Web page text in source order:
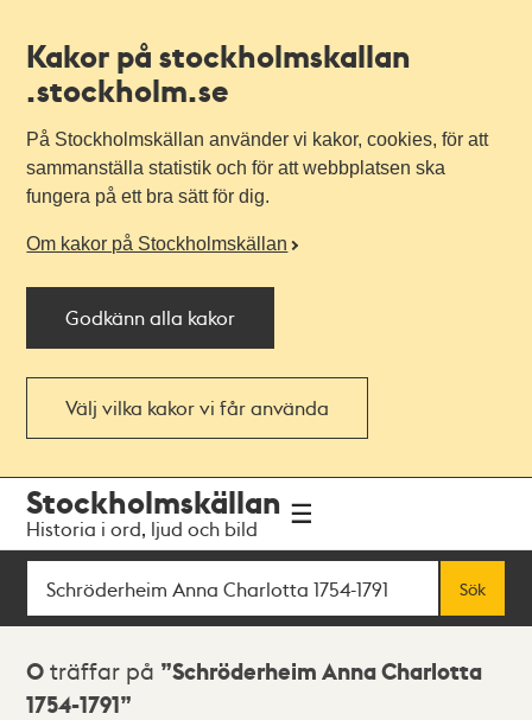
Kakor på stockholmskallan
.stockholm.se
På Stockholmskällan använder vi kakor, cookies, för att
sammanställa statistik och för att webbplatsen ska
fungera på ett bra sätt för dig.
Om kakor på Stockholmskällan
Godkänn alla kakor
Välj vilka kakor vi får använda
navigationen
huvudinnehållet
Stockholmskällan
Historia i ord, ljud och bild
Sök
Sök
Sökresultat
0 träffar på
Schröderheim Anna Charlotta
1754-1791